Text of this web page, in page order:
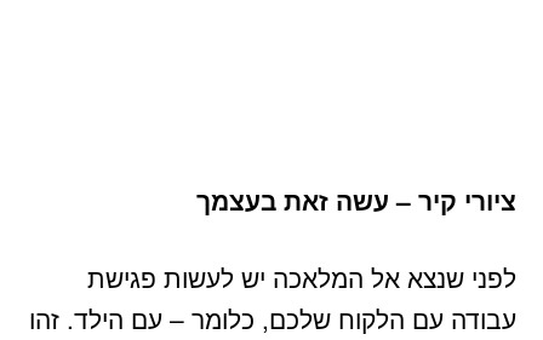
ציורי קיר – עשה זאת בעצמך
לפני שנצא אל המלאכה יש לעשות פגישת
עבודה עם הלקוח שלכם, כלומר – עם הילד. זהו